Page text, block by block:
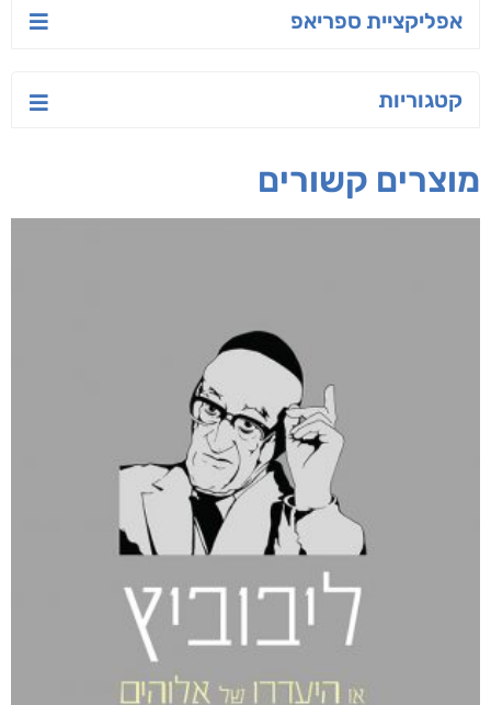
אפליקציית ספריאפ
קטגוריות
מוצרים קשורים